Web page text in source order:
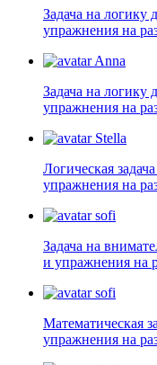
Задача на логику
упражнения на
Anna
Задача на логику
упражнения на
Stella
Логическая
упражнения на
sofi
Задача на
и упражнения на
sofi
Математическая
упражнения на